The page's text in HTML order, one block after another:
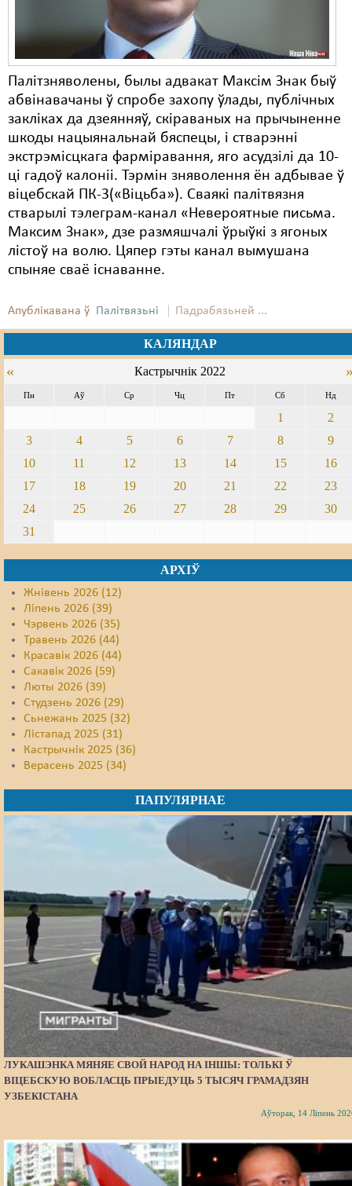
Палітзняволены, былы адвакат Максім Знак быў
абвінавачаны ў спробе захопу ўлады, публічных
закліках да дзеянняў, скіраваных на прычыненне
шкоды нацыянальнай бяспецы, і стварэнні
экстрэмісцкага фарміравання, яго асудзілі да 10-
ці гадоў калоніі. Тэрмін зняволення ён адбывае ў
віцебскай ПК-3(«Віцьба»). Сваякі палітвязня
стварылі тэлеграм-канал «Невероятные письма.
Максим Знак», дзе размяшчалі ўрыўкі з ягоных
лістоў на волю. Цяпер гэты канал вымушана
спыняе сваё існаванне.
Апублікавана ў Палітвязьні Падрабязьней ...
КАЛЯНДАР
« Кастрычнік 2022
Пн Аў Ср Чц Пт Сб Нд
1
2
3
4 5 6 7 8
9
10
11 12 13 14 15
16
17
18 19 20 21 22
23
24
25 26 27 28 29
30
31
АРХІЎ
Жнівень 2026 (12)
Ліпень 2026 (39)
Чэрвень 2026 (35)
Травень 2026 (44)
Красавік 2026 (44)
Сакавік 2026 (59)
Люты 2026 (39)
Студзень 2026 (29)
Сьнежань 2025 (32)
Лістапад 2025 (31)
Кастрычнік 2025 (36)
Верасень 2025 (34)
ПАПУЛЯРНАЕ
ЛУКАШЭНКА МЯНЯЕ СВОЙ НАРОД НА ІНШЫ: ТОЛЬКІ Ў
ВІЦЕБСКУЮ ВОБЛАСЦЬ ПРЫЕДУЦЬ 5 ТЫСЯЧ ГРАМАДЗЯН
УЗБЕКІСТАНА
Аўторак, 14 Ліпень